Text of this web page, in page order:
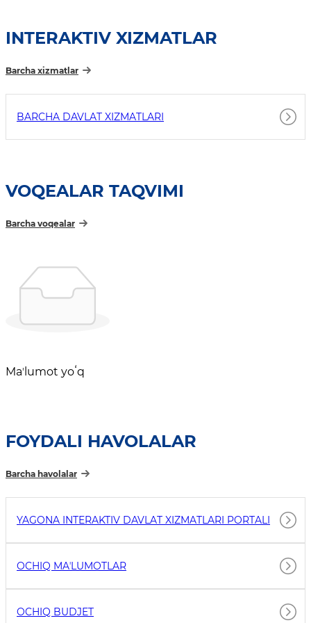
INTERAKTIV XIZMATLAR
Barcha xizmatlar
BARCHA DAVLAT XIZMATLARI
VOQEALAR TAQVIMI
Barcha voqealar
Maʼlumot yoʻq
FOYDALI HAVOLALAR
Barcha havolalar
YAGONA INTERAKTIV DAVLAT XIZMATLARI PORTALI
OCHIQ MAʼLUMOTLAR
OCHIQ BUDJET